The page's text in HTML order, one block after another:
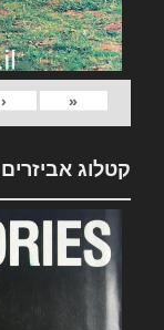
«
‹
קטלוג אביזרים Jeep 1986